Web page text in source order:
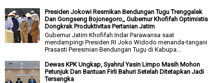
Presiden Jokowi Resmikan Bendungan Tugu Trenggalek
Dan Gongseng Bojonegoro,, Gubernur Khofifah Optimistis
Dongkrak Produktivitas Pertanian Jatim
Gubernur Jatim Khofifah Indar Parawansa saat
mendampingi Presiden RI Joko Widodo menanda-tangani
Prasasti Peresmian Bendungan Tugu di Kabupa...
Dewas KPK Ungkap, Syahrul Yasin Limpo Masih Mohon
Petunjuk Dan Bantuan Firli Bahuri Setelah Ditetapkan Jadi
Tersangka